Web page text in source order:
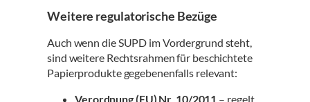
Weitere regulatorische Bezüge
Auch wenn die SUPD im Vordergrund steht,
sind weitere Rechtsrahmen für beschichtete
Papierprodukte gegebenenfalls relevant:
Verordnung (EU) Nr. 10/2011 – regelt